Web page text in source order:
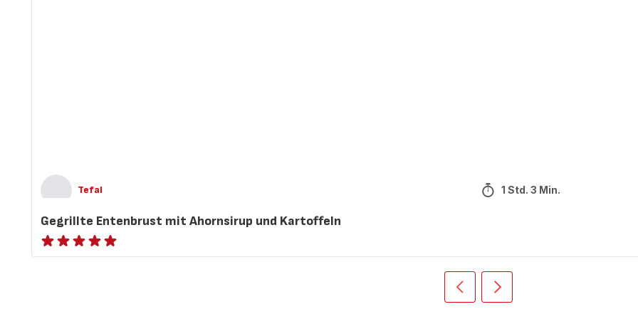
Tefal 1 Std. 3 Min.
Gegrillte Entenbrust mit Ahornsirup und Kartoffeln
ratings.NaN
Vorherige
Recipe
Weiter
Recipe